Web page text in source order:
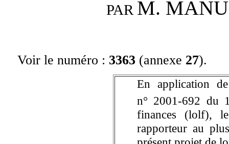
PAR M.
Voir le numéro : 3363 (annexe 27).
En application
n° 2001-692 du
finances (lolf),
rapporteur au